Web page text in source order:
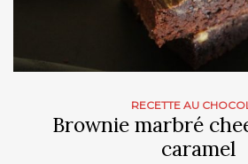
RECETTE AU
Brownie marbré
caramel